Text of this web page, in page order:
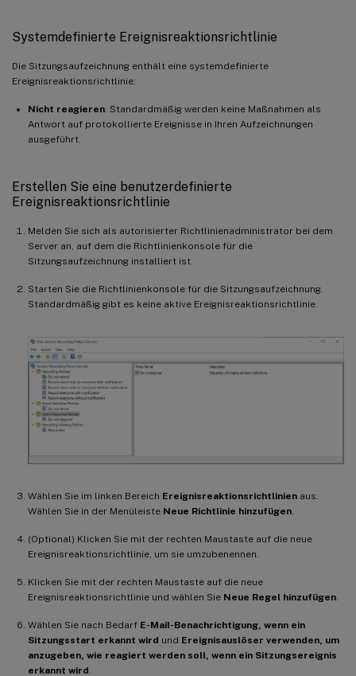
Systemdefinierte Ereignisreaktionsrichtlinie
Die Sitzungsaufzeichnung enthält eine systemdefinierte
Ereignisreaktionsrichtlinie:
Nicht reagieren. Standardmäßig werden keine Maßnahmen als
Antwort auf protokollierte Ereignisse in Ihren Aufzeichnungen
ausgeführt.
Erstellen Sie eine benutzerdefinierte
Ereignisreaktionsrichtlinie
Melden Sie sich als autorisierter Richtlinienadministrator bei dem
Server an, auf dem die Richtlinienkonsole für die
Sitzungsaufzeichnung installiert ist.
Starten Sie die Richtlinienkonsole für die Sitzungsaufzeichnung.
Standardmäßig gibt es keine aktive Ereignisreaktionsrichtlinie.
Wählen Sie im linken Bereich Ereignisreaktionsrichtlinien aus.
Wählen Sie in der Menüleiste Neue Richtlinie hinzufügen.
(Optional) Klicken Sie mit der rechten Maustaste auf die neue
Ereignisreaktionsrichtlinie, um sie umzubenennen.
Klicken Sie mit der rechten Maustaste auf die neue
Ereignisreaktionsrichtlinie und wählen Sie Neue Regel hinzufügen.
Wählen Sie nach Bedarf E-Mail-Benachrichtigung, wenn ein
Sitzungsstart erkannt wird und Ereignisauslöser verwenden, um
anzugeben, wie reagiert werden soll, wenn ein Sitzungsereignis
erkannt wird.